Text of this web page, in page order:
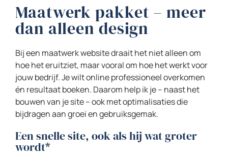
Maatwerk pakket – meer
dan alleen design
Bij een maatwerk website draait het niet alleen om
hoe het eruitziet, maar vooral om hoe het werkt voor
jouw bedrijf. Je wilt online professioneel overkomen
én resultaat boeken. Daarom help ik je – naast het
bouwen van je site – ook met optimalisaties die
bijdragen aan groei en gebruiksgemak.
Een snelle site, ook als hij wat groter
wordt*